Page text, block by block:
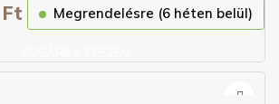
Ft Megrendelésre (6 héten belül)